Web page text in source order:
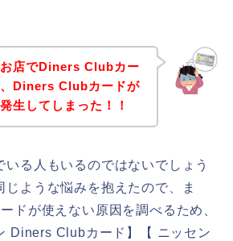
店でDiners Clubカー
、Diners Clubカードが
生してしまった！！
いる人もいるのではないでしょう
じような悩みを抱えたので、ま
ドが使えない原因を調べるため、
Diners Clubカード】【 ニッセン